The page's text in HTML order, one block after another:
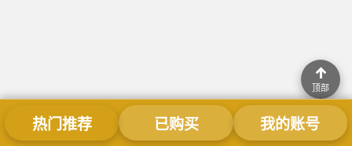
热门推荐 已购买 我的账号
↑
顶部